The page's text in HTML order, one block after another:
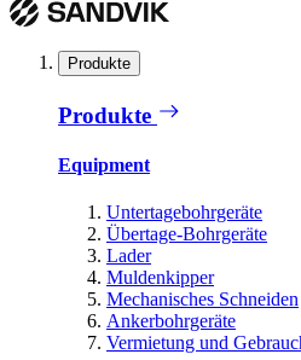
Produkte
Produkte
Equipment
Untertagebohrgeräte
Übertage-Bohrgeräte
Lader
Muldenkipper
Mechanisches Schneiden
Ankerbohrgeräte
Vermietung und